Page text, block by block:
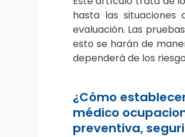
hasta las
evaluación. Las
esto se harán de
dependerá de los
¿Cómo
médico
preventiva,